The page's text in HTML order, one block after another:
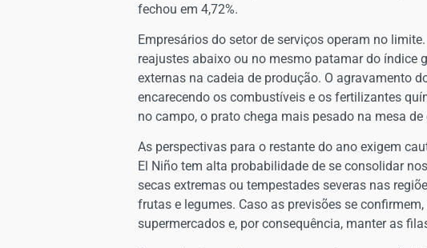
fechou em 4,72%.
​Empresários do setor de serviços operam no
reajustes abaixo ou no mesmo patamar do índice
externas na cadeia de produção. O agravamento
encarecendo os combustíveis e os fertilizantes
no campo, o prato chega mais pesado na mesa
​As perspectivas para o restante do ano exigem
El Niño tem alta probabilidade de se consolidar
secas extremas ou tempestades severas nas
frutas e legumes. Caso as previsões se
supermercados e, por consequência, manter as